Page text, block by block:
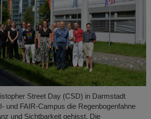
Street Day (CSD) in Darmstadt
und FAIR-Campus die Regenbogenfahne
und Sichtbarkeit gehisst. Die